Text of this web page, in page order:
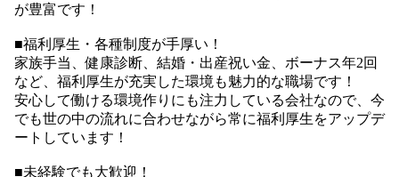
が豊富です！
■福利厚生・各種制度が手厚い！
家族手当、健康診断、結婚・出産祝い金、ボーナス年2回
など、福利厚生が充実した環境も魅力的な職場です！
安心して働ける環境作りにも注力している会社なので、今
でも世の中の流れに合わせながら常に福利厚生をアップデ
ートしています！
■未経験でも大歓迎！